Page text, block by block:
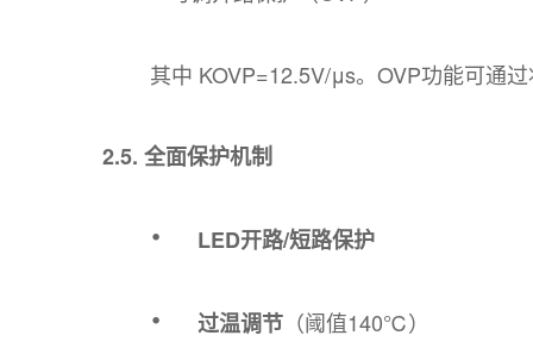
其中 KOVP​=12.5V/μs。OVP功能可通
2.5. 全面保护机制
· LED开路/短路保护
· 过温调节（阈值140℃）